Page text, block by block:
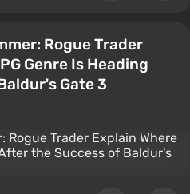
Rogue Trader
Genre Is Heading
Gate 3